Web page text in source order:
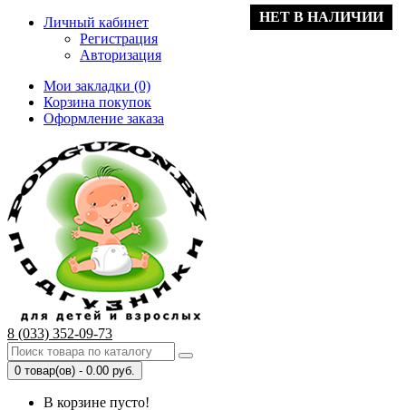
Личный кабинет
Регистрация
Авторизация
Мои закладки (0)
Корзина покупок
Оформление заказа
8 (033) 352-09-73
0 товар(ов) - 0.00 руб.
В корзине пусто!
ХИТ ПРОДАЖ
АКЦИЯ
НЕТ В НАЛИЧИИ